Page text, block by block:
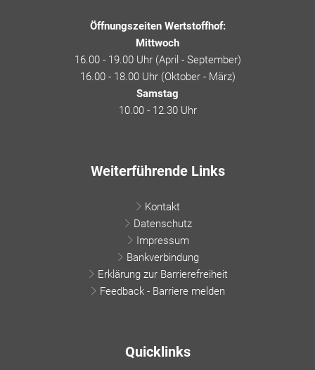
Öffnungszeiten Wertstoffhof:
Mittwoch
16.00 - 19.00 Uhr (April - September)
16.00 - 18.00 Uhr (Oktober - März)
Samstag
10.00 - 12.30 Uhr
Weiterführende Links
Kontakt
Datenschutz
Impressum
Bankverbindung
Erklärung zur Barrierefreiheit
Feedback - Barriere melden
Quicklinks